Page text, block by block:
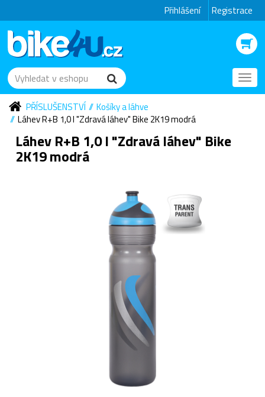
Přihlášení Registrace
PŘÍSLUŠENSTVÍ
Košíky a láhve
Láhev R+B 1,0 l "Zdravá láhev" Bike 2K19 modrá
Láhev R+B 1,0 l "Zdravá láhev" Bike
2K19 modrá